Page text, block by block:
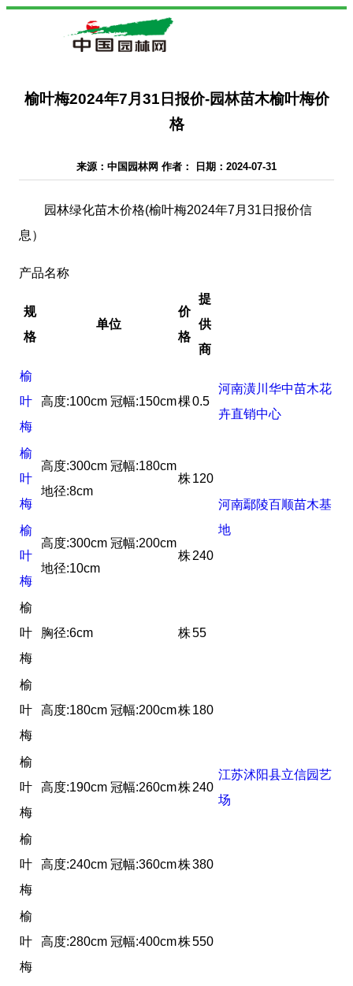
榆叶梅2024年7月31日报价-园林苗木榆叶梅价
格
来源：中国园林网 作者： 日期：2024-07-31
园林绿化苗木价格(榆叶梅2024年7月31日报价信
息）
产品名称
规
格
单位
价
格
提
供
商
榆
叶
梅
高度:100cm 冠幅:150cm棵0.5
河南潢川华中苗木花
卉直销中心
榆
叶
梅
高度:300cm 冠幅:180cm
地径:8cm
株120
河南鄢陵百顺苗木基
地
榆
叶
梅
高度:300cm 冠幅:200cm
地径:10cm
株240
榆
叶
梅
胸径:6cm 株55
江苏沭阳县立信园艺
场
榆
叶
梅
高度:180cm 冠幅:200cm株180
榆
叶
梅
高度:190cm 冠幅:260cm株240
榆
叶
梅
高度:240cm 冠幅:360cm株380
榆
叶
梅
高度:280cm 冠幅:400cm株550